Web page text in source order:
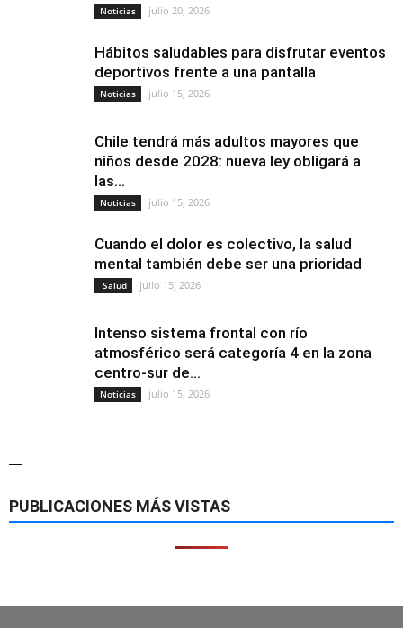
Noticias julio 20, 2026
Hábitos saludables para disfrutar eventos
deportivos frente a una pantalla
Noticias julio 15, 2026
Chile tendrá más adultos mayores que
niños desde 2028: nueva ley obligará a
las...
Noticias julio 15, 2026
Cuando el dolor es colectivo, la salud
mental también debe ser una prioridad
Salud julio 15, 2026
Intenso sistema frontal con río
atmosférico será categoría 4 en la zona
centro-sur de...
Noticias julio 15, 2026
—
PUBLICACIONES MÁS VISTAS